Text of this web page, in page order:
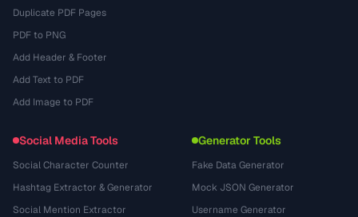
Duplicate PDF Pages
PDF to PNG
Add Header & Footer
Add Text to PDF
Add Image to PDF
Social Media Tools
Social Character Counter
Hashtag Extractor & Generator
Social Mention Extractor
Generator Tools
Fake Data Generator
Mock JSON Generator
Username Generator